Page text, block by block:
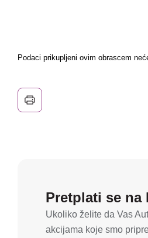
Podaci prikupljeni ovim obrascem
Pretplati se na
Ukoliko želite da Vas
akcijama koje smo